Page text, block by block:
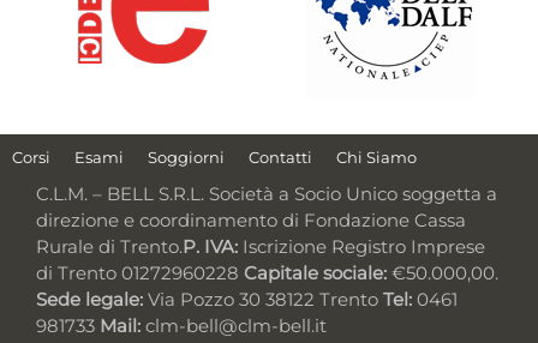
Corsi Esami Soggiorni Contatti Chi Siamo
C.L.M. – BELL S.R.L. Società a Socio Unico soggetta a
direzione e coordinamento di Fondazione Cassa
Rurale di Trento.P. IVA: Iscrizione Registro Imprese
di Trento 01272960228 Capitale sociale: €50.000,00.
Sede legale: Via Pozzo 30 38122 Trento Tel: 0461
981733 Mail: clm-bell@clm-bell.it